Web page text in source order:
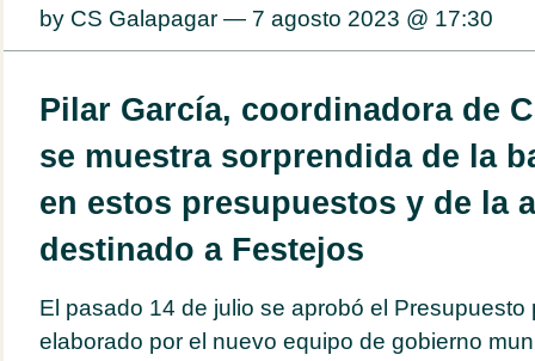
by CS Galapagar — 7 agosto 2023 @ 17:30
Pilar García, coordinadora de
se muestra sorprendida de la
en estos presupuestos y de la
destinado a Festejos
El pasado 14 de julio se aprobó el Presupuesto
elaborado por el nuevo equipo de gobierno